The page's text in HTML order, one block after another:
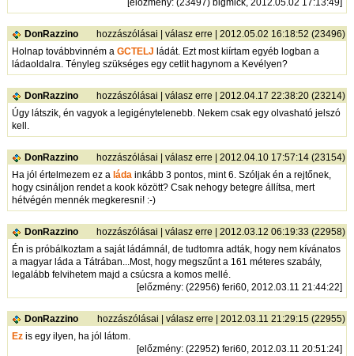
[előzmény: (23497) bigmick, 2012.05.02 17:13:49]
DonRazzino hozzászólásai |válasz erre | 2012.05.02 16:18:52 (23496)
Holnap továbbvinném aGCTELJ ládát. Ezt most kiírtam egyéb logban a
ládaoldalra. Tényleg szükséges egy cetlit hagynom a Kevélyen?
DonRazzino hozzászólásai |válasz erre | 2012.04.17 22:38:20 (23214)
Úgy látszik, én vagyok a legigénytelenebb. Nekem csak egy olvasható jelszó
kell.
DonRazzino hozzászólásai |válasz erre | 2012.04.10 17:57:14 (23154)
Ha jól értelmezem ez a láda inkább 3 pontos, mint 6. Szóljak én a rejtőnek,
hogy csináljon rendet a kook között? Csak nehogy betegre állítsa, mert
hétvégén mennék megkeresni! :-)
DonRazzino hozzászólásai |válasz erre | 2012.03.12 06:19:33 (22958)
Én is próbálkoztam a saját ládámnál, de tudtomra adták, hogy nem kívánatos
a magyar láda a Tátrában...Most, hogy megszűnt a 161 méteres szabály,
legalább felvihetem majd a csúcsra a komos mellé.
[előzmény: (22956) feri60, 2012.03.11 21:44:22]
DonRazzino hozzászólásai |válasz erre | 2012.03.11 21:29:15 (22955)
Ez is egy ilyen, ha jól látom.
[előzmény: (22952) feri60, 2012.03.11 20:51:24]